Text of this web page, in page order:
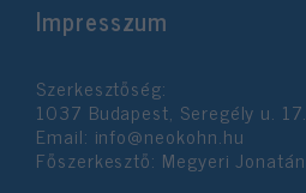
Impresszum
Szerkesztőség:
1037 Budapest, Seregély u. 17.
Email: info@neokohn.hu
Főszerkesztő: Megyeri Jonatán